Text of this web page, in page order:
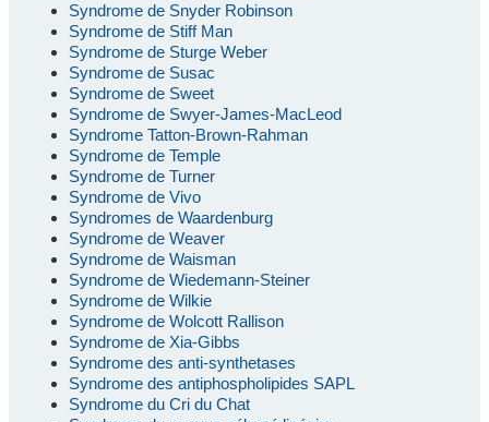
Syndrome de Snyder Robinson
Syndrome de Stiff Man
Syndrome de Sturge Weber
Syndrome de Susac
Syndrome de Sweet
Syndrome de Swyer-James-MacLeod
Syndrome Tatton-Brown-Rahman
Syndrome de Temple
Syndrome de Turner
Syndrome de Vivo
Syndromes de Waardenburg
Syndrome de Weaver
Syndrome de Waisman
Syndrome de Wiedemann-Steiner
Syndrome de Wilkie
Syndrome de Wolcott Rallison
Syndrome de Xia-Gibbs
Syndrome des anti-synthetases
Syndrome des antiphospholipides SAPL
Syndrome du Cri du Chat